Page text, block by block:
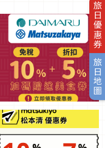
旅日優惠券
旅日地圖